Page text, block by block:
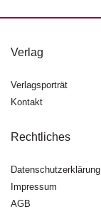
i
g
ts
b
e
r
Verlag
Verlagsporträt
Kontakt
Rechtliches
Datenschutzerklärung
Impressum
AGB